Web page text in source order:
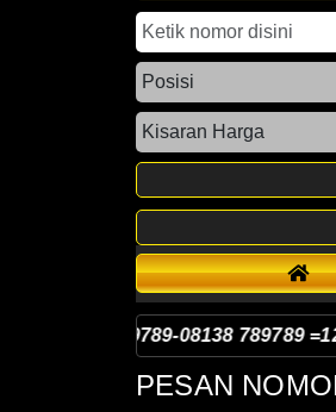
08128 789789-08138 789789
PESAN